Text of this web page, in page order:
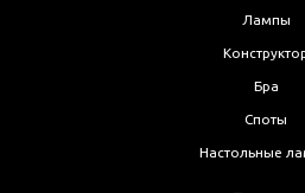
Лампы
Бра
Споты
Настольные